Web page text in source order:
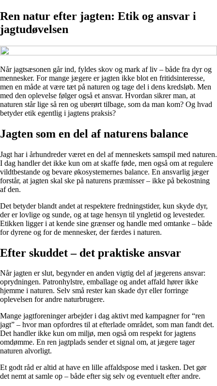
Ren natur efter jagten: Etik og ansvar i
jagtudøvelsen
Når jagtsæsonen går ind, fyldes skov og mark af liv – både fra dyr og
mennesker. For mange jægere er jagten ikke blot en fritidsinteresse,
men en måde at være tæt på naturen og tage del i dens kredsløb. Men
med den oplevelse følger også et ansvar. Hvordan sikrer man, at
naturen står lige så ren og uberørt tilbage, som da man kom? Og hvad
betyder etik egentlig i jagtens praksis?
Jagten som en del af naturens balance
Jagt har i århundreder været en del af menneskets samspil med naturen.
I dag handler det ikke kun om at skaffe føde, men også om at regulere
vildtbestande og bevare økosystemernes balance. En ansvarlig jæger
forstår, at jagten skal ske på naturens præmisser – ikke på bekostning
af den.
Det betyder blandt andet at respektere fredningstider, kun skyde dyr,
der er lovlige og sunde, og at tage hensyn til yngletid og levesteder.
Etikken ligger i at kende sine grænser og handle med omtanke – både
for dyrene og for de mennesker, der færdes i naturen.
Efter skuddet – det praktiske ansvar
Når jagten er slut, begynder en anden vigtig del af jægerens ansvar:
oprydningen. Patronhylstre, emballage og andet affald hører ikke
hjemme i naturen. Selv små rester kan skade dyr eller forringe
oplevelsen for andre naturbrugere.
Mange jagtforeninger arbejder i dag aktivt med kampagner for “ren
jagt” – hvor man opfordres til at efterlade området, som man fandt det.
Det handler ikke kun om miljø, men også om respekt for jagtens
omdømme. En ren jagtplads sender et signal om, at jægere tager
naturen alvorligt.
Et godt råd er altid at have en lille affaldspose med i tasken. Det gør
det nemt at samle op – både efter sig selv og eventuelt efter andre.